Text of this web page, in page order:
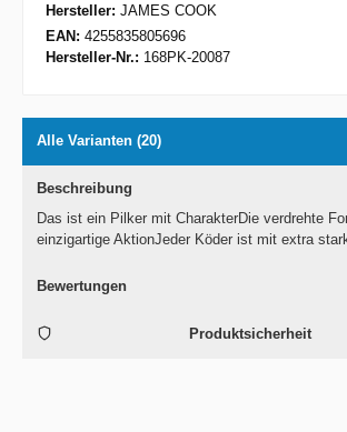
Hersteller: JAMES COOK
EAN: 4255835805696
Hersteller-Nr.: 168PK-20087
Alle Varianten (20)
Beschreibung
Das ist ein Pilker mit CharakterDie verdrehte
einzigartige AktionJeder Köder ist mit extra
Bewertungen
Produktsicherheit